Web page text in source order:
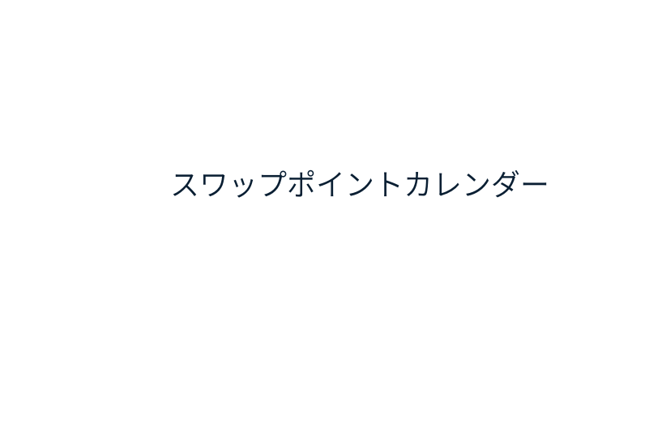
スワップポイント カレンダー